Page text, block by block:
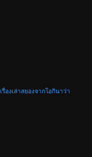
องเล่าสยองจากโอกินาว่า